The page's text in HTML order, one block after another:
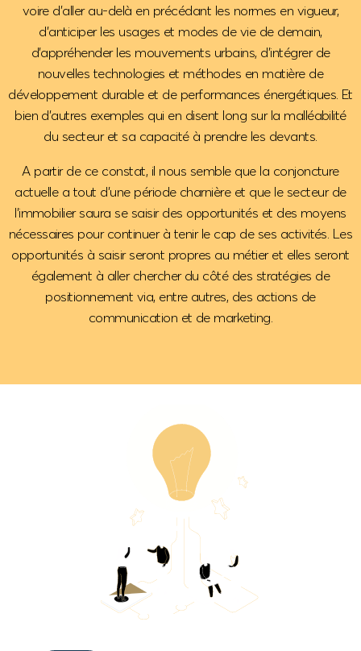
voire d’aller au-delà en précédant les normes en vigueur,
d’anticiper les usages et modes de vie de demain,
d’appréhender les mouvements urbains, d’intégrer de
nouvelles technologies et méthodes en matière de
développement durable et de performances énergétiques. Et
bien d’autres exemples qui en disent long sur la malléabilité
du secteur et sa capacité à prendre les devants.
A partir de ce constat, il nous semble que la conjoncture
actuelle a tout d’une période charnière et que le secteur de
l’immobilier saura se saisir des opportunités et des moyens
nécessaires pour continuer à tenir le cap de ses activités. Les
opportunités à saisir seront propres au métier et elles seront
également à aller chercher du côté des stratégies de
positionnement via, entre autres, des actions de
communication et de marketing.